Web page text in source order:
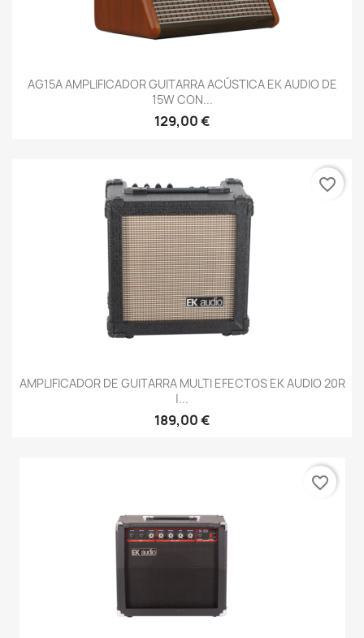
AG15A AMPLIFICADOR GUITARRA ACÚSTICA EK AUDIO DE
15W CON...
129,00 €
AMPLIFICADOR DE GUITARRA MULTI EFECTOS EK AUDIO 20R
|...
189,00 €
favorite_border
favorite_border